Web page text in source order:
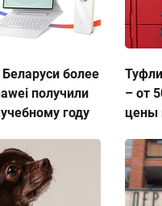
более
получили
году
– от
цены